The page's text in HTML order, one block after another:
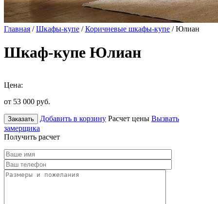
Главная /Шкафы-купе /Коричневые шкафы-купе / Юлиан
Шкаф-купе Юлиан
Цена:
от 53 000 руб.
Заказать Добавить в корзину Расчет цены Вызвать
замерщика
Получить расчет